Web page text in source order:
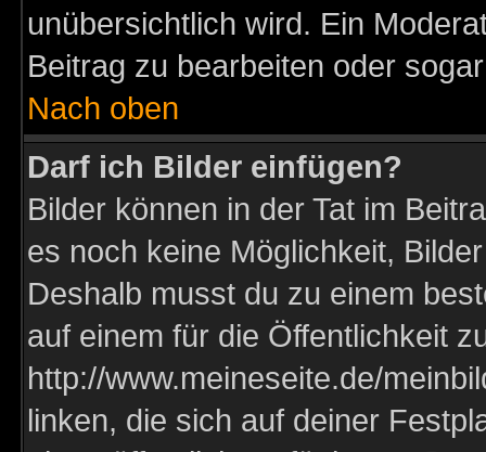
unübersichtlich wird. Ein
Beitrag zu bearbeiten oder
Nach oben
Darf ich Bilder einfügen?
Bilder können in der Tat im
es noch keine Möglichkeit,
Deshalb musst du zu einem
auf einem für die Öffentlichkeit
http://www.meineseite.de/
linken, die sich auf deiner